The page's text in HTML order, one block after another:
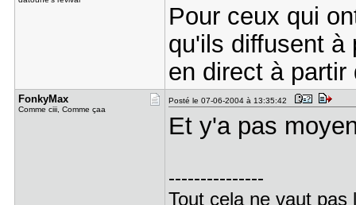
Pour ceux qui
qu'ils diffusent à
en direct à
FonkyMax
Comme ciii, Comme çaa
Posté le 07-06-2004 à 13:35:42
Et y'a pas
---------------
Tout cela ne vaut